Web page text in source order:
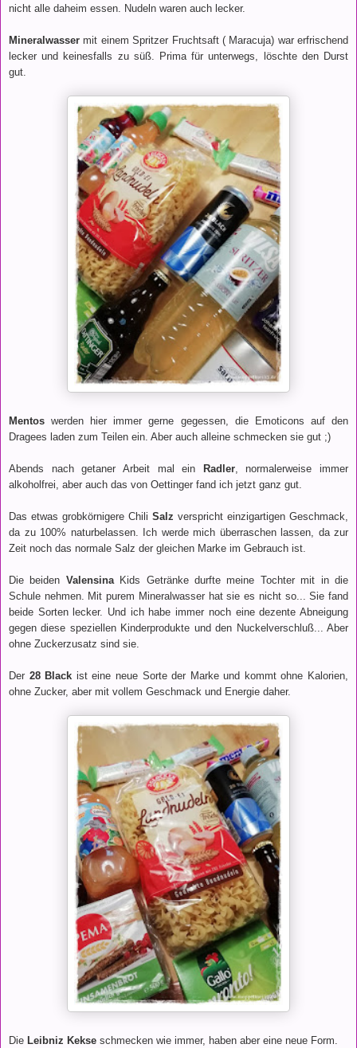
nicht alle daheim essen. Nudeln waren auch lecker.
Mineralwassermit einem Spritzer Fruchtsaft ( Maracuja) war erfrischend
lecker und keinesfalls zu süß. Prima für unterwegs, löschte den Durst
gut.
Mentoswerden hier immer gerne gegessen, die
Emoticons auf den
Dragees laden zum Teilen ein. Aber auch alleine schmecken sie gut ;)
Abends nach getaner Arbeit mal ein Radler, normalerweise immer
alkoholfrei, aber auch das von Oettinger fand ich jetzt ganz gut.
Das etwas grobkörnigere Chili Salz verspricht einzigartigen Geschmack,
da zu 100% naturbelassen. Ich werde mich überraschen lassen, da zur
Zeit noch das normale Salz der gleichen Marke im Gebrauch ist.
Die beiden Valensina Kids Getränke durfte meine Tochter mit in die
Schule nehmen. Mit purem Mineralwasser hat sie es nicht so... Sie fand
beide Sorten lecker. Und ich habe immer noch eine dezente Abneigung
gegen diese speziellen Kinderprodukte und den Nuckelverschluß... Aber
ohne Zuckerzusatz sind sie.
Der 28 Black ist eine neue Sorte der Marke und kommt ohne Kalorien,
ohne Zucker, aber mit vollem Geschmack und Energie daher.
Die Leibniz Kekse schmecken wie immer, haben aber eine neue Form.